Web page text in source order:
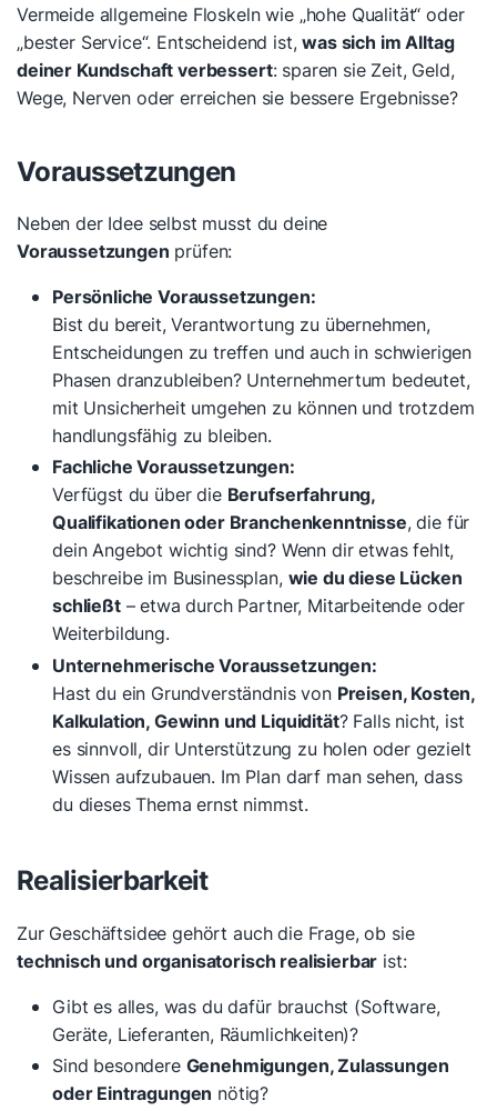
Vermeide allgemeine Floskeln wie „hohe Qualität“ oder
„bester Service“. Entscheidend ist,was sich im Alltag
deiner Kundschaft verbessert: sparen sie Zeit, Geld,
Wege, Nerven oder erreichen sie bessere Ergebnisse?
Voraussetzungen
Neben der Idee selbst musst du deine
Voraussetzungen prüfen:
Persönliche Voraussetzungen:
Bist du bereit, Verantwortung zu übernehmen,
Entscheidungen zu treffen und auch in schwierigen
Phasen dranzubleiben? Unternehmertum bedeutet,
mit Unsicherheit umgehen zu können und trotzdem
handlungsfähig zu bleiben.
Fachliche Voraussetzungen:
Verfügst du über die Berufserfahrung,
Qualifikationen oder Branchenkenntnisse, die für
dein Angebot wichtig sind? Wenn dir etwas fehlt,
beschreibe im Businessplan, wie du diese Lücken
schließt– etwa durch Partner, Mitarbeitende oder
Weiterbildung.
Unternehmerische Voraussetzungen:
Hast du ein Grundverständnis von Preisen, Kosten,
Kalkulation, Gewinn und Liquidität? Falls nicht, ist
es sinnvoll, dir Unterstützung zu holen oder gezielt
Wissen aufzubauen. Im Plan darf man sehen, dass
du dieses Thema ernst nimmst.
Realisierbarkeit
Zur Geschäftsidee gehört auch die Frage, ob sie
technisch und organisatorisch realisierbar ist:
Gibt es alles, was du dafür brauchst (Software,
Geräte, Lieferanten, Räumlichkeiten)?
Sind besondere Genehmigungen, Zulassungen
oder Eintragungen nötig?